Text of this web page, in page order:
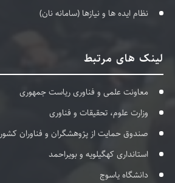
نظام ایده ها و نیازها (سامانه نان)
لینک های مرتبط
معاونت علمی و فناوری ریاست جمهوری
وزارت علوم، تحقیقات و فناوری
صندوق حمایت از پژوهشگران و فناوران کشور
استانداری کهگیلویه و بویراحمد
دانشگاه یاسوج